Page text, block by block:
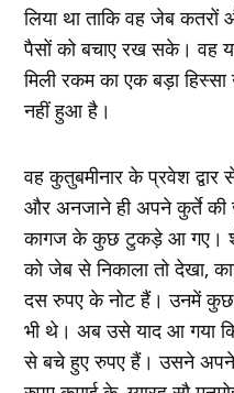
लिया था ताकि वह जेब
पैसों को बचाए रख सके। वह
मिली रकम का एक बड़ा
नहीं हुआ है।
वह कुतुबमीनार के प्रवेश
और अनजाने ही अपने कुर्ते की
कागज के कुछ टुकड़े आ गए।
को जेब से निकाला तो देखा,
दस रुपए के नोट हैं। उनमें
भी थे। अब उसे याद आ गया
से बचे हुए रुपए हैं। उसने अपने